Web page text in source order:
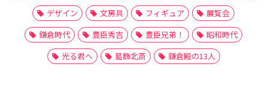
デザイン
文房具 フィギュア
展覧会
鎌倉時代
豊臣秀吉 豊臣兄弟！
昭和時代
光る君へ
葛飾北斎 鎌倉殿の13人